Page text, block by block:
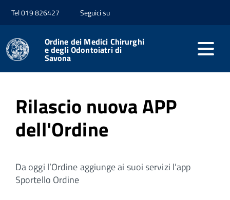
Tel 019 826427 Seguici su
Ordine dei Medici Chirurghi
e degli Odontoiatri di
Savona
Home
Pubblicato: 16 Luglio 2026
Rilascio nuova APP
dell'Ordine
Da oggi l’Ordine aggiunge ai suoi servizi l’app
Sportello Ordine